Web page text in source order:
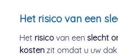
Het risico van een
Het risico van een slecht
kosten zit omdat u uw